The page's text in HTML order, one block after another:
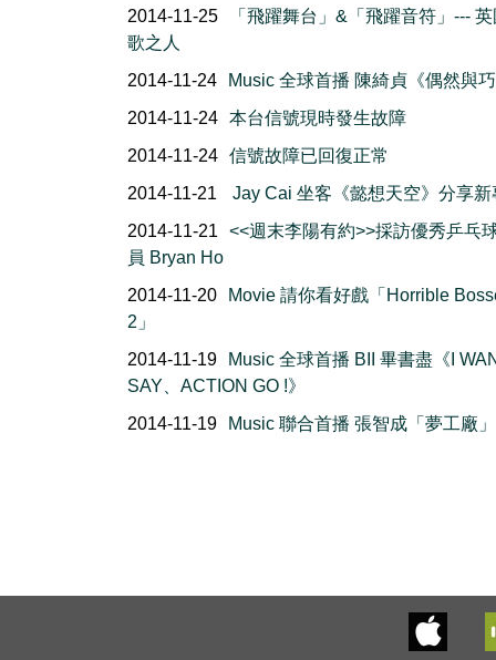
2014-11-25
「飛躍舞台」&「飛躍音符」---
歌之人
2014-11-24
Music 全球首播 陳綺貞《偶然與
2014-11-24 本台信號現時發生故障
2014-11-24 信號故障已回復正常
2014-11-21
Jay Cai 坐客《懿想天空》分享新
2014-11-21
<<週末李陽有約>>採訪優秀乒乓
員 Bryan Ho
2014-11-20
Movie 請你看好戲「Horrible
2」
2014-11-19
Music 全球首播 BII 畢書盡《I
SAY、ACTION GO !》
2014-11-19
Music 聯合首播 張智成「夢工廠」